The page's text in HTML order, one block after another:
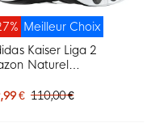
Meilleur Choix
Kaiser Liga 2
Naturel
Blanc
€ 110,00 €